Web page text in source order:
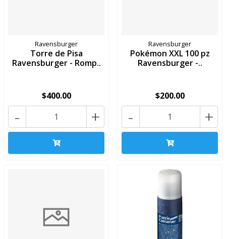
Ravensburger
Torre de Pisa
Ravensburger - Romp..
$400.00
+
-
Ravensburger
Pokémon XXL 100 pz
Ravensburger -..
$200.00
+
-